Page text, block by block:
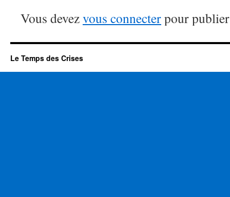
Vous devezvous connecterpour
Le Temps des Crises